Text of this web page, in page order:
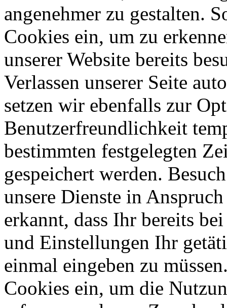
angenehmer zu gestalten.
Cookies ein, um zu
unserer Website bereits
Verlassen unserer Seite
setzen wir ebenfalls zur
Benutzerfreundlichkeit
bestimmten festgelegten
gespeichert werden.
unsere Dienste in
erkannt, dass Ihr bereits
und Einstellungen Ihr
einmal eingeben zu
Cookies ein, um die